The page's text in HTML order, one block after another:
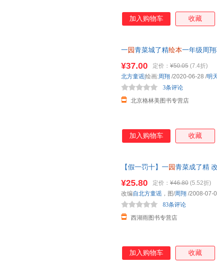
加入购物车 收藏
一园 青菜城了精绘本一年级周
¥37.00 定价： ¥50.05 (7.4折)
北京格林美图书专营店
3条评论
北方童谣|绘画:周翔 /2020-06-28 /明
加入购物车 收藏
【假一罚十】一园 青菜成了精
一罚十
¥25.80 定价： ¥46.80 (5.52折)
西湖雨图书专营店
83条评论
改编自北方童谣 ，图/周翔 /2008-07-
加入购物车 收藏